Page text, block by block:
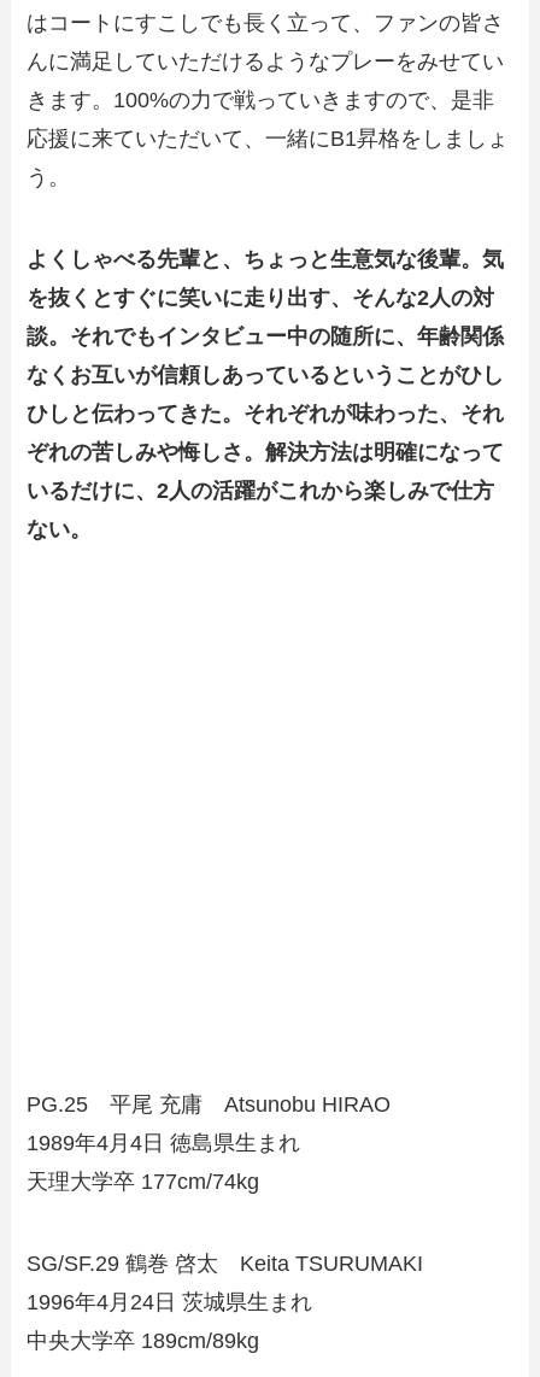
はコートにすこしでも長く立って、ファンの皆さ
んに満足していただけるようなプレーをみせてい
きます。100%の力で戦っていきますので、是非
応援に来ていただいて、一緒にB1昇格をしましょ
う。
よくしゃべる先輩と、ちょっと生意気な後輩。気
を抜くとすぐに笑いに走り出す、そんな2人の対
談。それでもインタビュー中の随所に、年齢関係
なくお互いが信頼しあっているということがひし
ひしと伝わってきた。それぞれが味わった、それ
ぞれの苦しみや悔しさ。解決方法は明確になって
いるだけに、2人の活躍がこれから楽しみで仕方
ない。
PG.25 平尾 充庸 Atsunobu HIRAO
1989年4月4日 徳島県生まれ
天理大学卒 177cm/74kg
SG/SF.29 鶴巻 啓太 Keita TSURUMAKI
1996年4月24日 茨城県生まれ
中央大学卒 189cm/89kg